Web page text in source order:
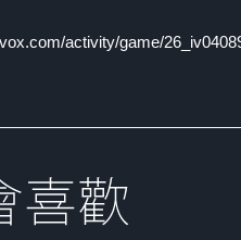
activity/game/